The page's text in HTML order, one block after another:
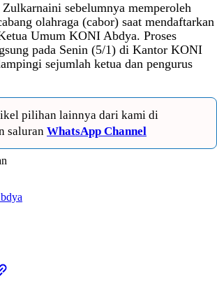
sebelumnya memperoleh
olahraga (cabor) saat mendaftarkan
Umum KONI Abdya. Proses
pada Senin (5/1) di Kantor KONI
sejumlah ketua dan pengurus
pilihan lainnya dari kami di
saluran WhatsApp Channel